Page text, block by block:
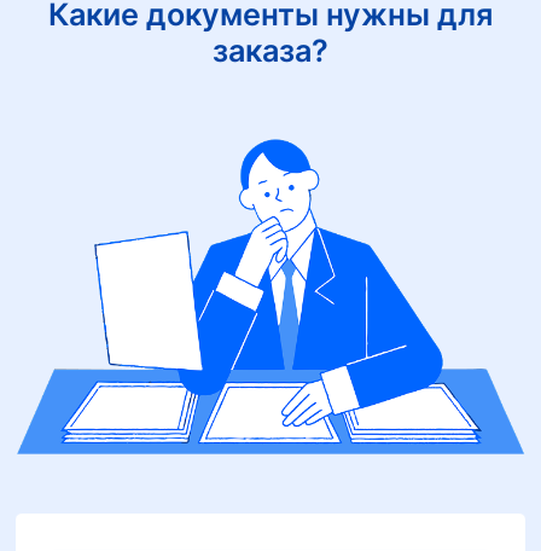
Какие документы нужны для
заказа?